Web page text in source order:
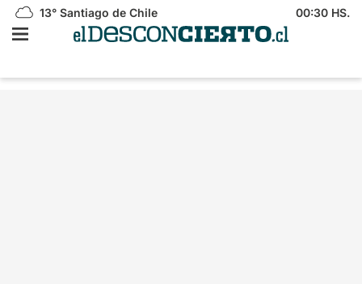
13° Santiago de Chile 00:30 HS.